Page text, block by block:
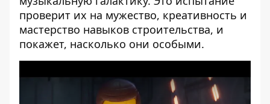
проверит их на мужество, креативность и
мастерство навыков строительства, и
покажет, насколько они особыми.